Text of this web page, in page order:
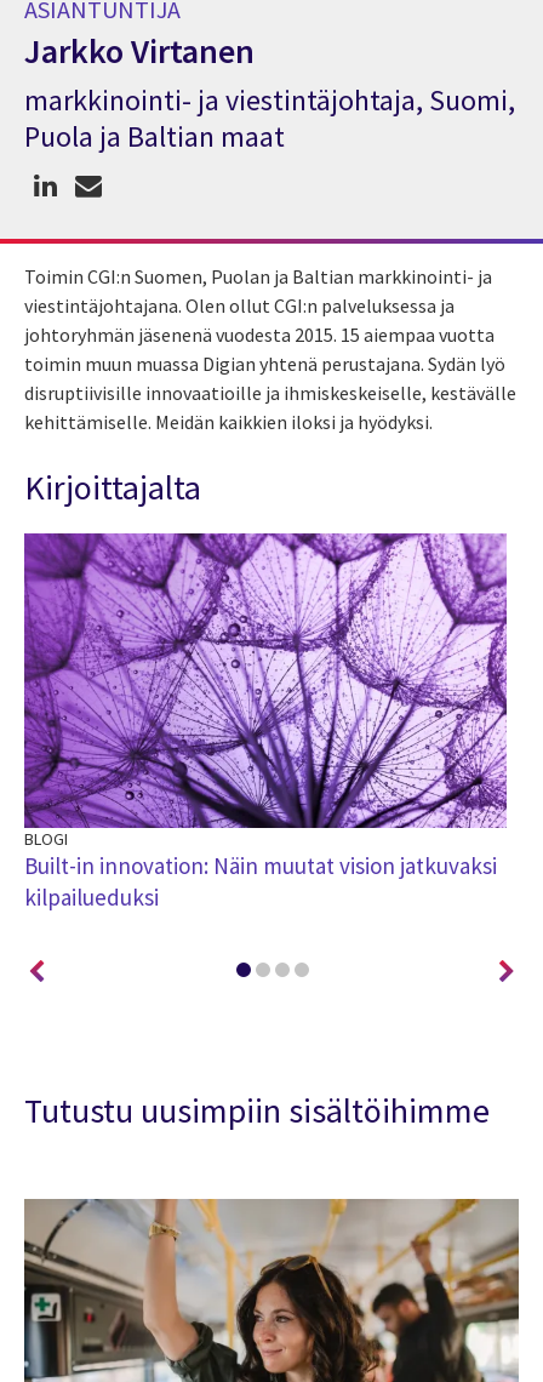
ASIANTUNTIJA
Jarkko Virtanen
Asiantuntija Jarkko Virtanen
markkinointi- ja viestintäjohtaja, Suomi,
Puola ja Baltian maat
Toimin CGI:n Suomen, Puolan ja Baltian markkinointi- ja
viestintäjohtajana. Olen ollut CGI:n palveluksessa ja
johtoryhmän jäsenenä vuodesta 2015. 15 aiempaa vuotta
toimin muun muassa Digian yhtenä perustajana. Sydän lyö
disruptiivisille innovaatioille ja ihmiskeskeiselle, kestävälle
kehittämiselle. Meidän kaikkien iloksi ja hyödyksi.
Kirjoittajalta
BLOGI
Built-in innovation: Näin muutat vision jatkuvaksi
kilpailueduksi
Tutustu uusimpiin sisältöihimme